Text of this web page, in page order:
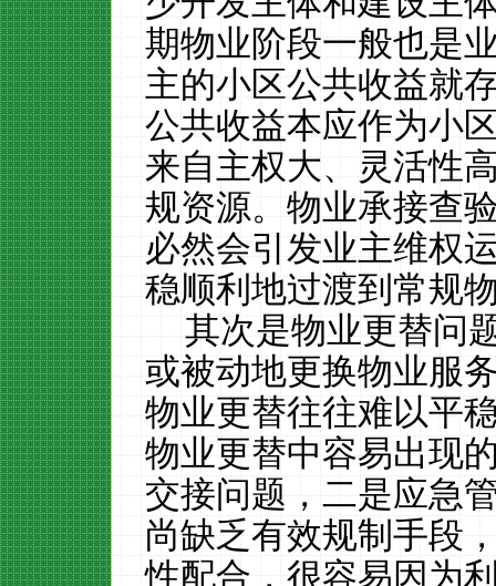
期物业阶段一般也是
主的小区公共收益就
公共收益本应作为小
来自主权大、灵活性
规资源。物业承接查
必然会引发业主维权
稳顺利地过渡到常规
其次是物业更替问
或被动地更换物业服
物业更替往往难以平
物业更替中容易出现
交接问题，二是应急
尚缺乏有效规制手段
性配合，很容易因为